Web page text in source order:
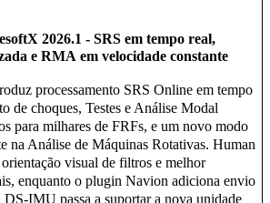
2026.1 - SRS em tempo real,
e RMA em velocidade constante
processamento SRS Online em tempo
de choques, Testes e Análise Modal
para milhares de FRFs, e um novo modo
na Análise de Máquinas Rotativas. Human
visual de filtros e melhor
enquanto o plugin Navion adiciona envio
IMU passa a suportar a nova unidade